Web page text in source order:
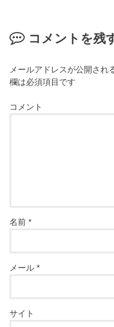
コメントを残
メールアドレスが公開され
欄は必須項目です
コメント
名前*
メール*
サイト